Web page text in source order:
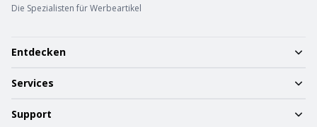
Die Spezialisten für Werbeartikel
Entdecken
Services
Support